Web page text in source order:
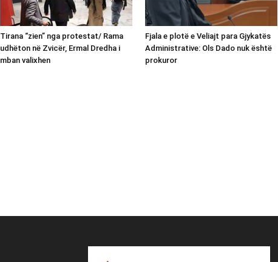
Tirana “zien” nga protestat/ Rama
udhëton në Zvicër, Ermal Dredha i
mban valixhen
Fjala e plotë e Veliajt para Gjykatës
Administrative: Ols Dado nuk është
prokuror